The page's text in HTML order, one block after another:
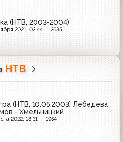
(НТВ, 2003-2004)
2021, 02:44 2635
НТВ
(НТВ, 10.05.2003) Лебедева
- Хмельницкий
2022, 18:31 1964